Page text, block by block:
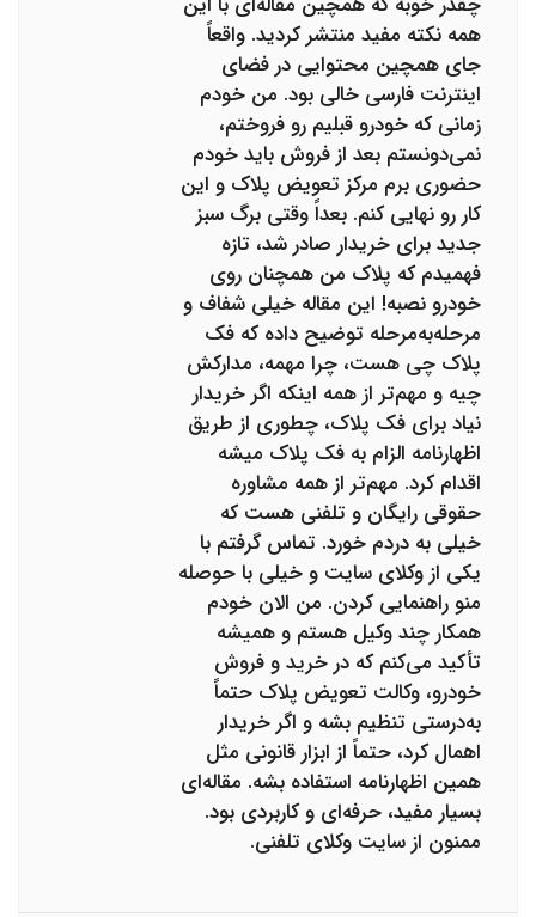
همه نکته مفید منتشر کردید. واقعاً
جای همچین محتوایی در فضای
اینترنت فارسی خالی بود. من خودم
زمانی که خودرو قبلیم رو فروختم،
نمی‌دونستم بعد از فروش باید خودم
حضوری برم مرکز تعویض پلاک و این
کار رو نهایی کنم. بعداً وقتی برگ سبز
جدید برای خریدار صادر شد، تازه
فهمیدم که پلاک من همچنان روی
خودرو نصبه! این مقاله خیلی شفاف و
مرحله‌به‌مرحله توضیح داده که فک
پلاک چی هست، چرا مهمه، مدارکش
چیه و مهم‌تر از همه اینکه اگر خریدار
نیاد برای فک پلاک، چطوری از طریق
اظهارنامه الزام به فک پلاک میشه
اقدام کرد. مهم‌تر از همه مشاوره
حقوقی رایگان و تلفنی هست که
خیلی به دردم خورد. تماس گرفتم با
یکی از وکلای سایت و خیلی با حوصله
منو راهنمایی کردن. من الان خودم
همکار چند وکیل هستم و همیشه
تأکید می‌کنم که در خرید و فروش
خودرو، وکالت تعویض پلاک حتماً
به‌درستی تنظیم بشه و اگر خریدار
اهمال کرد، حتماً از ابزار قانونی مثل
همین اظهارنامه استفاده بشه. مقاله‌ای
بسیار مفید، حرفه‌ای و کاربردی بود.
ممنون از سایت وکلای تلفنی.